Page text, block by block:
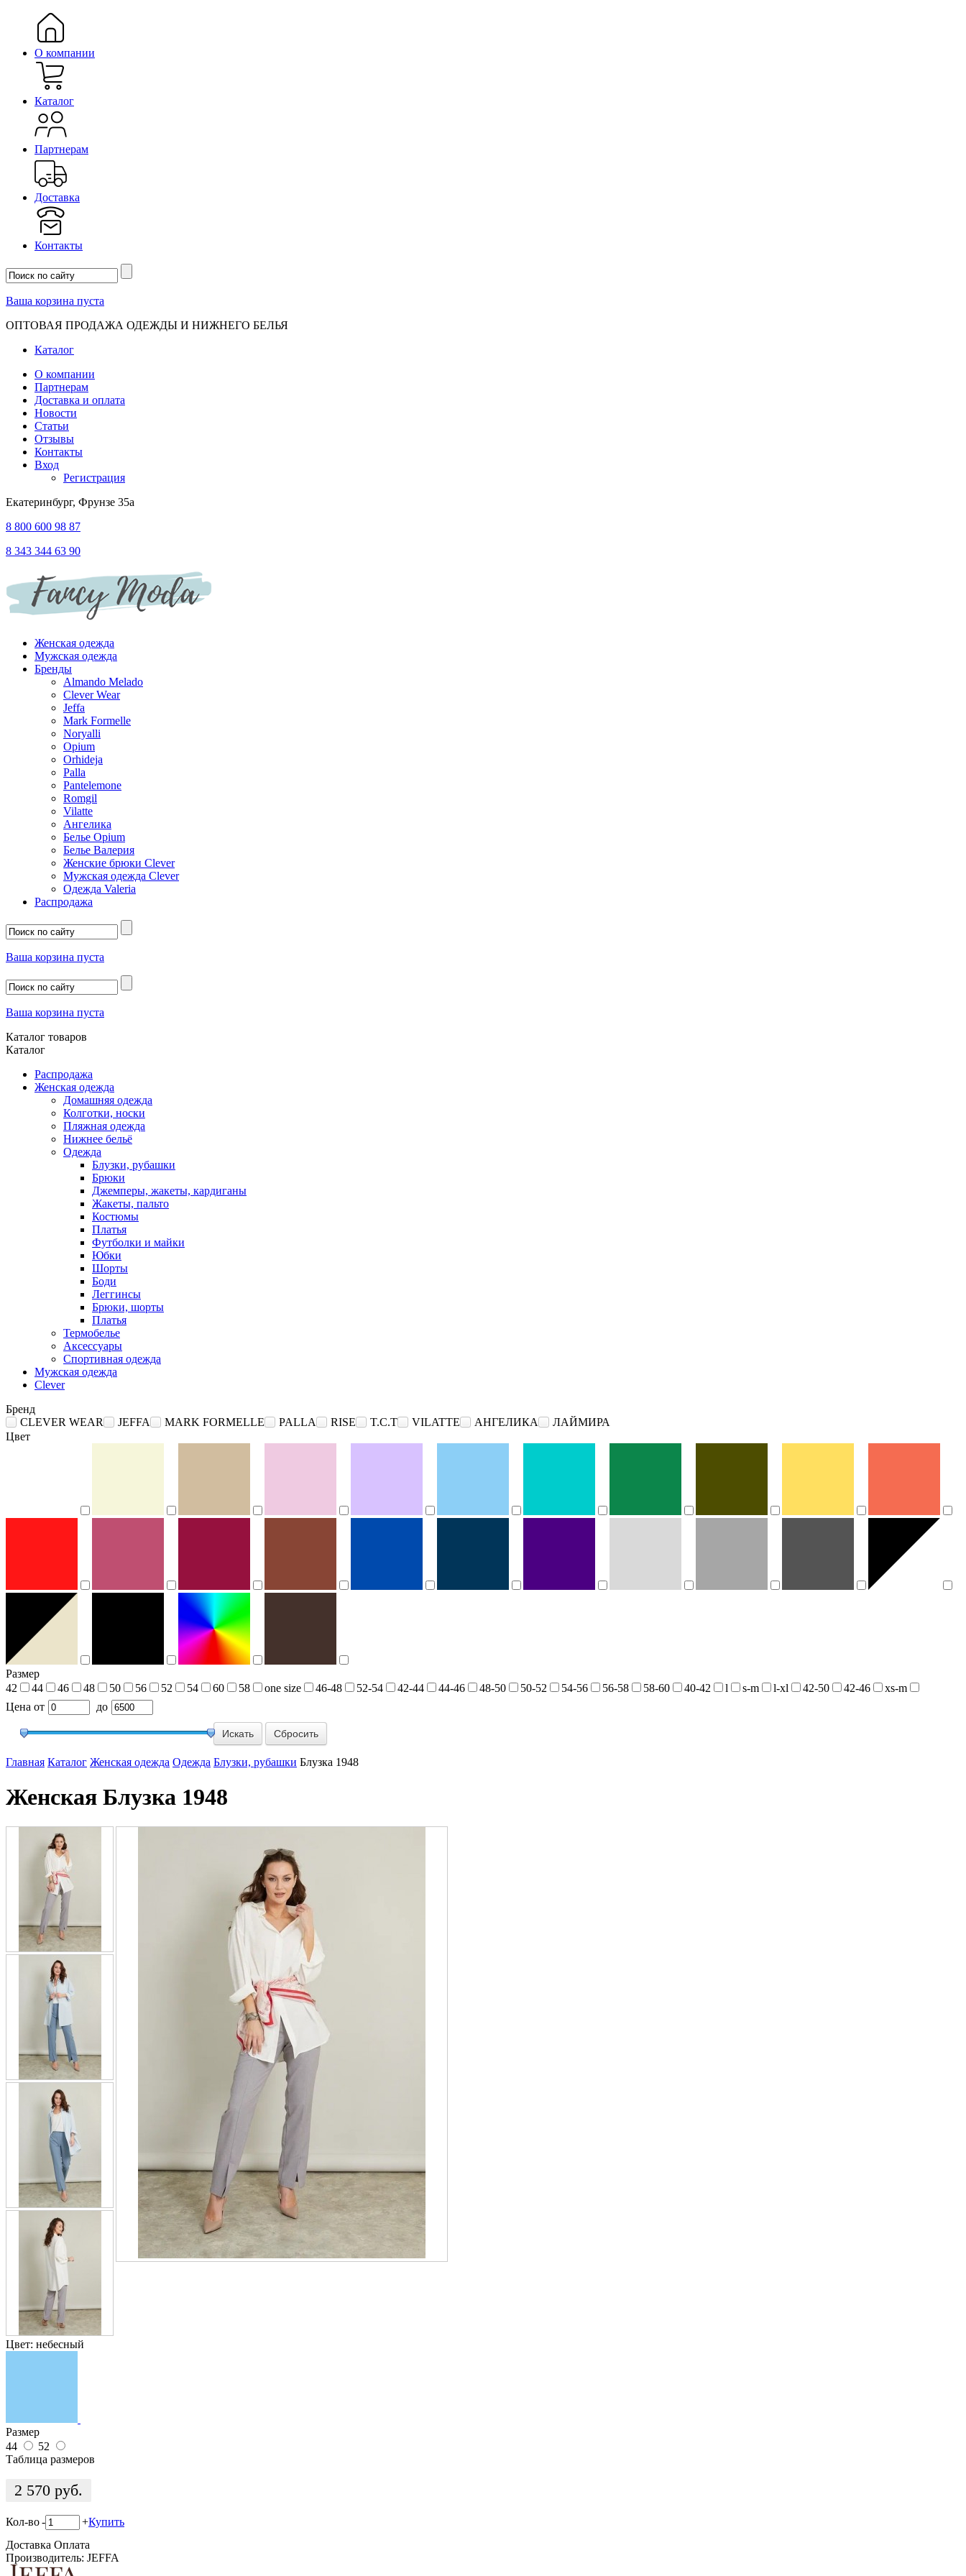
О компании
Каталог
Партнерам
Доставка
Контакты
Ваша корзина пуста
ОПТОВАЯ ПРОДАЖА ОДЕЖДЫ И НИЖНЕГО БЕЛЬЯ
Каталог
О компании
Партнерам
Доставка и оплата
Новости
Статьи
Отзывы
Контакты
Вход
Регистрация
Екатеринбург, Фрунзе 35а
8 800 600 98 87
8 343 344 63 90
Женская одежда
Мужская одежда
Бренды
Almando Melado
Clever Wear
Jeffa
Mark Formelle
Noryalli
Opium
Orhideja
Palla
Pantelemone
Romgil
Vilatte
Ангелика
Белье Opium
Белье Валерия
Женские брюки Clever
Мужская одежда Clever
Одежда Valeria
Распродажа
Ваша корзина пуста
Ваша корзина пуста
Каталог товаров
Каталог
Распродажа
Женская одежда
Домашняя одежда
Колготки, носки
Пляжная одежда
Нижнее бельё
Одежда
Блузки, рубашки
Брюки
Джемперы, жакеты, кардиганы
Жакеты, пальто
Костюмы
Платья
Футболки и майки
Юбки
Шорты
Боди
Леггинсы
Брюки, шорты
Платья
Термобелье
Аксессуары
Спортивная одежда
Мужская одежда
Clever
Бренд
CLEVER WEAR
JEFFA MARK FORMELLE PALLA RISE T.C.T VILATTE АНГЕЛИКА
ЛАЙМИРА
Цвет
Размер
42
44 46 48 50 56 52 54 60 58 one size 46-48 52-54 42-44 44-46 48-50 50-52 54-56 56-58 58-60 40-42 l s-m l-xl 42-50 42-46
xs-m
Цена от до
Сбросить
Главная Каталог Женская одежда Одежда Блузки, рубашки Блузка 1948
Женская Блузка 1948
Цвет: небесный
Размер
44
52
Таблица размеров
2 570 руб.
Кол-во- +Купить
Доставка Оплата
Производитель: JEFFA